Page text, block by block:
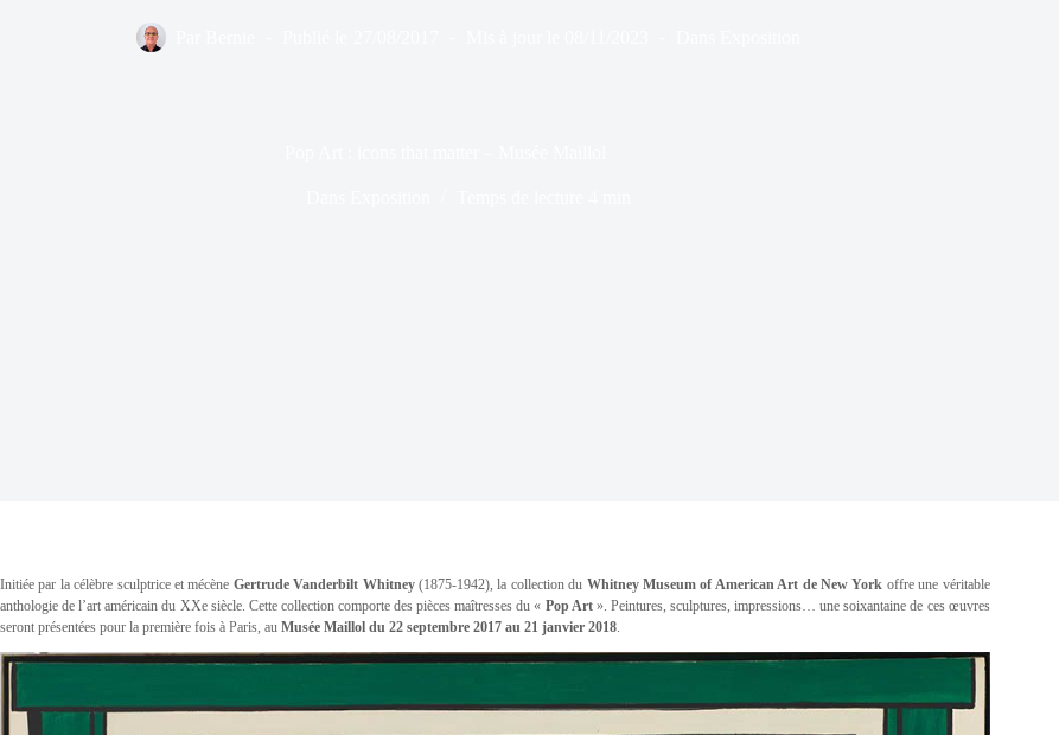
Initiée par la célèbre sculptrice et mécène Gertrude Vanderbilt Whitney(1875-1942), la collection du Whitney Museum of American Art de New York offre une véritable
anthologie de l’art américain du XXe siècle. Cette collection comporte des pièces maîtresses du « Pop Art». Peintures, sculptures, impressions… une soixantaine de ces œuvres
seront présentées pour la première fois à Paris, au Musée Maillol du 22 septembre 2017 au 21 janvier 2018.